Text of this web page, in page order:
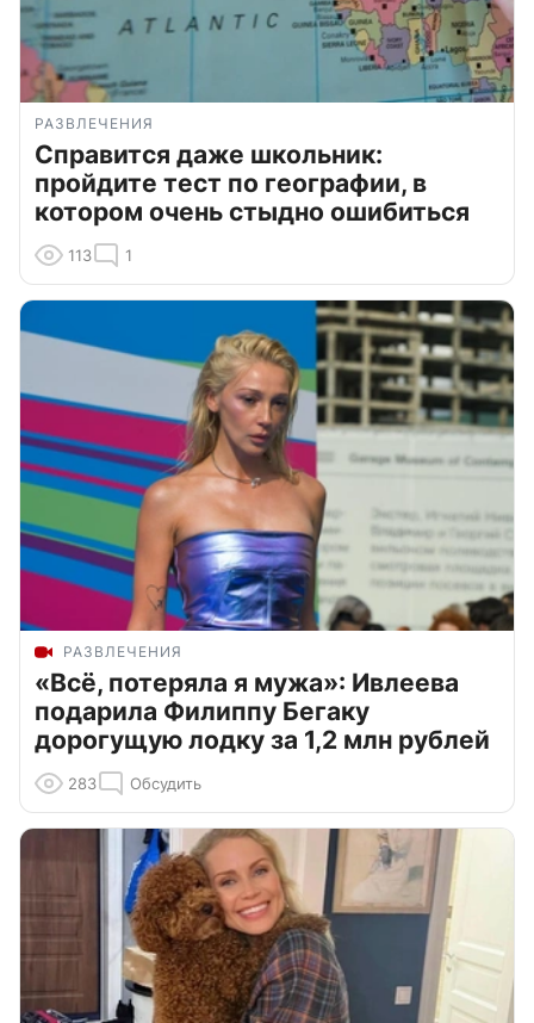
РАЗВЛЕЧЕНИЯ
Справится даже школьник:
пройдите тест по географии, в
котором очень стыдно ошибиться
113 1
РАЗВЛЕЧЕНИЯ
«Всё, потеряла я мужа»: Ивлеева
подарила Филиппу Бегаку
дорогущую лодку за 1,2 млн рублей
283 Обсудить